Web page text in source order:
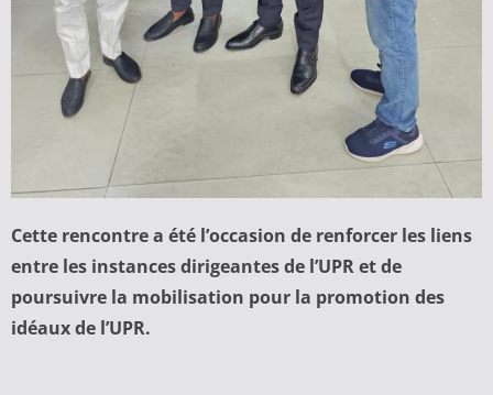
Cette rencontre a été l’occasion de renforcer les liens
entre les instances dirigeantes de l’UPR et de
poursuivre la mobilisation pour la promotion des
idéaux de l’UPR.